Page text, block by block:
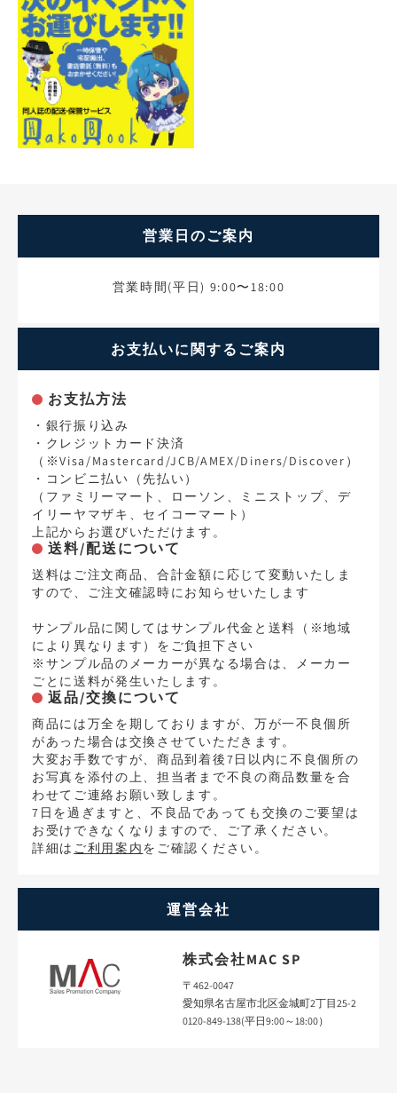
営業日のご案内
営業時間(平日) 9:00〜18:00
お支払いに関するご案内
お支払方法
・銀行振り込み
・クレジットカード決済
（※Visa/Mastercard/JCB/AMEX/Diners/Discover）
・コンビニ払い（先払い）
（ファミリーマート、ローソン、ミニストップ、デ
イリーヤマザキ、セイコーマート）
上記からお選びいただけます。
送料/配送について
送料はご注文商品、合計金額に応じて変動いたしま
すので、ご注文確認時にお知らせいたします
サンプル品に関してはサンプル代金と送料（※地域
により異なります）をご負担下さい
※サンプル品のメーカーが異なる場合は、メーカー
ごとに送料が発生いたします。
返品/交換について
商品には万全を期しておりますが、万が一不良個所
があった場合は交換させていただきます。
大変お手数ですが、商品到着後7日以内に不良個所の
お写真を添付の上、担当者まで不良の商品数量を合
わせてご連絡お願い致します。
7日を過ぎますと、不良品であっても交換のご要望は
お受けできなくなりますので、ご了承ください。
詳細は ご利用案内をご確認ください。
運営会社
株式会社MAC SP
〒462-0047
愛知県名古屋市北区金城町2丁目25-2
0120-849-138(平日9:00～18:00）